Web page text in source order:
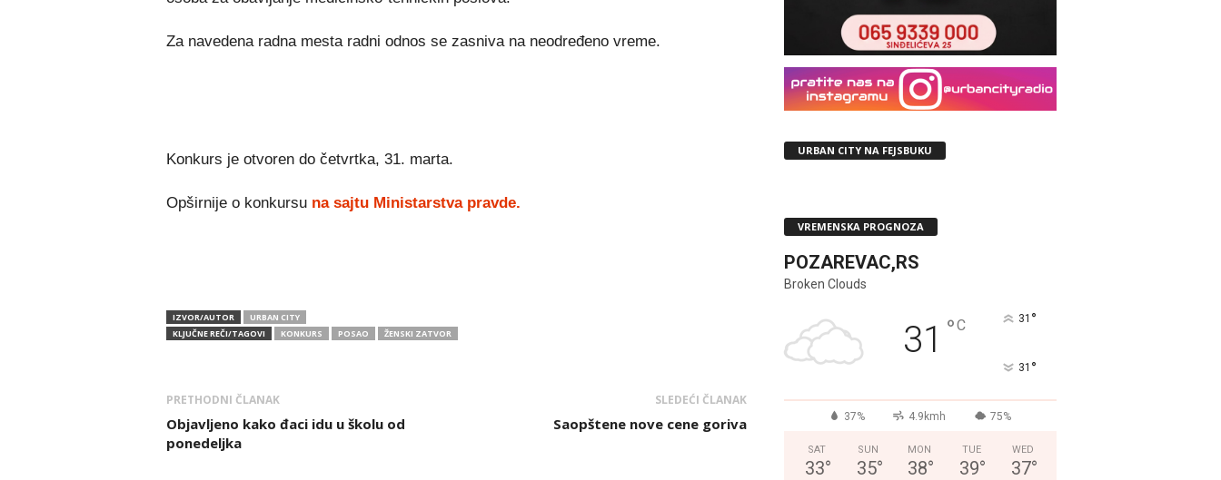
Za navedena radna mesta radni odnos se zasniva na neodređeno vreme.
Konkurs je otvoren do četvrtka, 31. marta.
Opširnije o konkursu na sajtu Ministarstva pravde.
IZVOR/AUTOR
URBAN CITY
KLJUČNE REČI/TAGOVI
KONKURS POSAO ŽENSKI ZATVOR
PRETHODNI ČLANAK
Objavljeno kako đaci idu u školu od
ponedeljka
SLEDEĆI ČLANAK
Saopštene nove cene goriva
URBAN CITY NA FEJSBUKU
VREMENSKA PROGNOZA
POZAREVAC,RS
Broken Clouds
31 °C 31 °
31 °
37% 4.9kmh 75%
SAT
33°
SUN
35°
MON
38°
TUE
39°
WED
37°